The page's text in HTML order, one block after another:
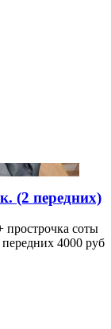
(2 передних)
прострочка соты
4000 руб